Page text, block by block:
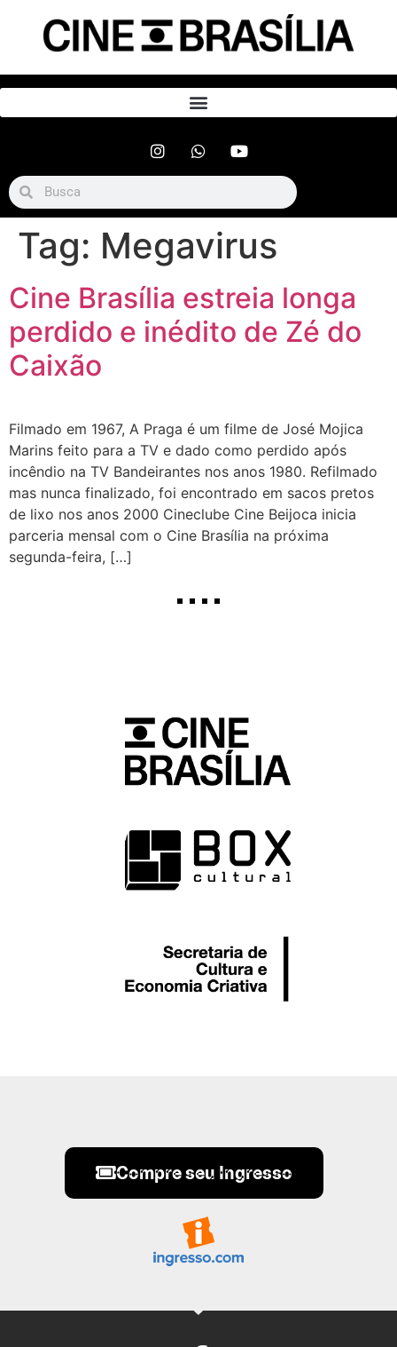
Tag: Megavirus
Cine Brasília estreia longa
perdido e inédito de Zé do
Caixão
Filmado em 1967, A Praga é um filme de José Mojica
Marins feito para a TV e dado como perdido após
incêndio na TV Bandeirantes nos anos 1980. Refilmado
mas nunca finalizado, foi encontrado em sacos pretos
de lixo nos anos 2000 Cineclube Cine Beijoca inicia
parceria mensal com o Cine Brasília na próxima
segunda-feira, […]
Compre seu Ingresso